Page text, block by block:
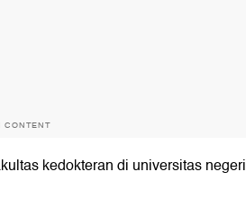
CONTENT
kedokteran di universitas negeri